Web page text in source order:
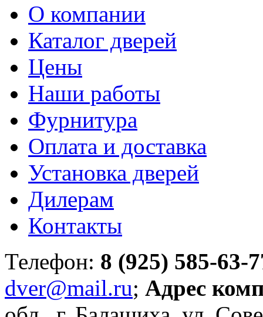
О компании
Каталог дверей
Цены
Наши работы
Фурнитура
Оплата и доставка
Установка дверей
Дилерам
Контакты
Телефон: 8 (925) 585-63-
dver@mail.ru; Адрес